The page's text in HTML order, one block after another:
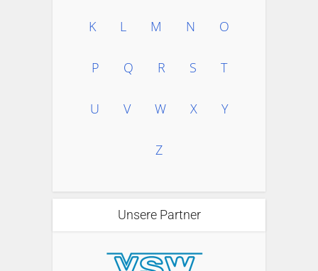
K L M N O
P Q R S T
U V W X Y
Z
Unsere Partner